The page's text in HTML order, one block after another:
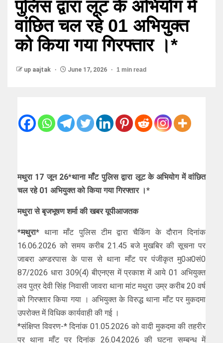
पुलिस द्वारा लूट के अभियोग में
वांछित चल रहे 01 अभियुक्त
को किया गया गिरफ्तार ।*
up aajtak June 17, 2026 1 min read
मथुरा 17 जून 26*थाना माँट पुलिस द्वारा लूट के अभियोग में वांछित
चल रहे 01 अभियुक्त को किया गया गिरफ्तार ।*
मथुरा से बृजभूषण शर्मा की खबर यूपीआजतक
*मथुरा* थाना माँट पुलिस टीम द्वारा चैकिंग के दौरान दिनांक
16.06.2026 को समय करीब 21.45 बजे मुखबिर की सूचना पर
जाबरा अण्डरपास के पास से थाना माँट पर पंजीकृत मु0अ0सं0
87/2026 धारा 309(4) बीएनएस में प्रकाश में आये 01 अभियुक्त
लव पुत्र देवी सिंह निवासी जावरा थाना मांट मथुरा उम्र करीब 20 वर्ष
को गिरफ्तार किया गया । अभियुक्त के विरुद्ध थाना माँट पर मुकदमा
उपरोक्त में विधिक कार्यवाही की गई ।
*संक्षिप्त विवरण-* दिनांक 01.05.2026 को वादी मुकदमा की तहरीर
पर थाना माँट पर दिनांक 26.04.2026 की घटना सम्बन्ध में